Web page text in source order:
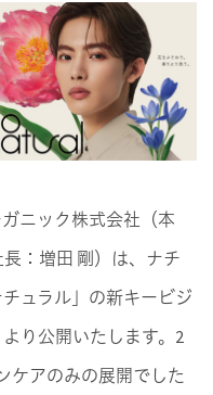
ニック株式会社（本
：増田 剛）は、ナチ
ュラル」の新キービジ
り公開いたします。2
ケアのみの展開でした